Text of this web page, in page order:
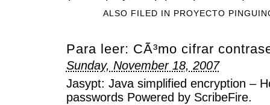
ALSO FILED IN PROYECTO
Para leer: CÃ³mo cifrar
Sunday, November 18, 2007
Jasypt: Java simplified encryption –
passwords Powered by ScribeFire.